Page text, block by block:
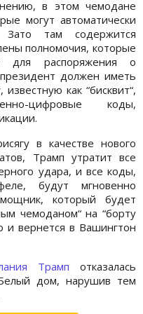
в этом чемодане
могут автоматически
Зато там содержится
полномочия, которые
для распоряжения о
должен иметь
как “бисквит“,
цифровые коды,
в качестве нового
Трамп утратит все
удара, и все коды,
будут мгновенно
который будет
чемоданом“ на “борту
и вернется в Вашингтон
Трамп отказалась
дом, нарушив тем